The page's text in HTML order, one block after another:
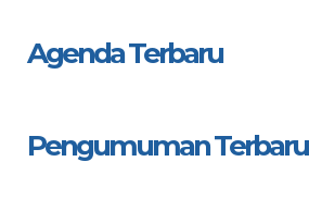
Agenda Terbaru
Pengumuman Terbaru